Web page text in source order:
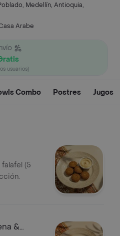
Medellín, Antioquia,
Arabe
usuarios)
Combo Postres Jugos
(5
&